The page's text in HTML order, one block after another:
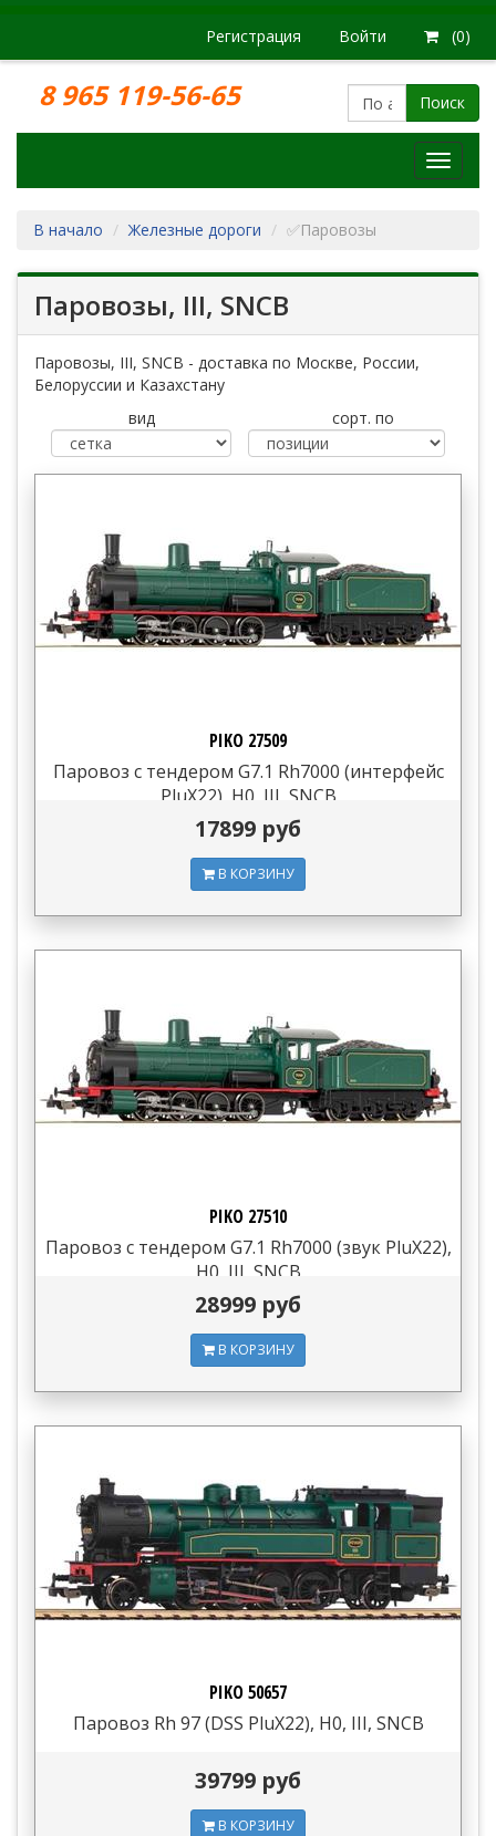
Регистрация Войти (0)
8 965 119-56-65 Поиск
Модели
В начало
Железные дороги ✅Паровозы
Паровозы, III, SNCB
Паровозы, III, SNCB - доставка по Москве, России,
Белоруссии и Казахстану
вид
сорт. по
PIKO 27509
Паровоз с тендером G7.1 Rh7000 (интерфейс
PluX22), H0, III, SNCB
17899 руб
В КОРЗИНУ
PIKO 27510
Паровоз с тендером G7.1 Rh7000 (звук PluX22),
H0, III, SNCB
28999 руб
В КОРЗИНУ
PIKO 50657
Паровоз Rh 97 (DSS PluX22), H0, III, SNCB
39799 руб
В КОРЗИНУ